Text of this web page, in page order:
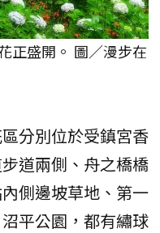
正盛開。 圖／漫步在
分別位於受鎮宮香
道兩側、舟之橋橋
側邊坡草地、第一
平公園，都有繡球